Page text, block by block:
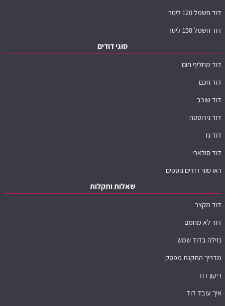
דוד חשמל 120 ליטר
דוד חשמל 150 ליטר
סוגי דודים
דוד מחליף חום
דוד חכם
דוד שוכב
דוד נירוסטה
דוד גז
דוד סולארי
ראו סוגי דודים נוספים
שאלות ותקלות
דוד מקצר
דוד לא מחמם
נזילה בדוד שמש
מדריך התקנת מפסק
ריקון דוד
איך עובד דוד